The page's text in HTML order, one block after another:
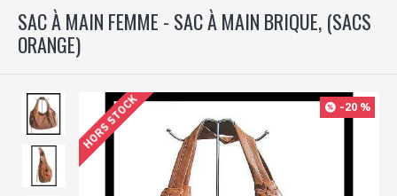
SAC À MAIN FEMME - SAC À MAIN BRIQUE, (SACS
ORANGE)
-20 %
HORS STOCK